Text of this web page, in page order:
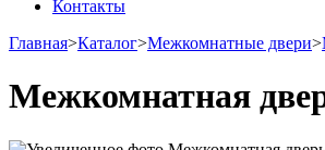
Контакты
Главная>Каталог>Межкомнатные двери>
Межкомнатная